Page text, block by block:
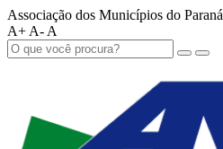
Associação dos Municípios do Paraná
A+ A- A